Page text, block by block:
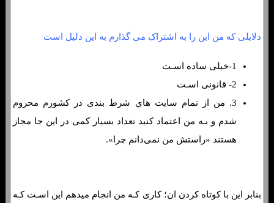
دلایلی که من این را به اشتراک می گذارم به این دلیل است
1-خیلی ساده اسـت
2- قانونی اسـت
3. من از تمام سایت هاي‌ شرط بندی در کشورم محروم
شدم و بـه من اعتماد کنید تعداد بسیار کمی در این جا مجاز
هستند «راستش من نمی‌دانم چرا».
بنابر این با کوتاه کردن ان؛ کاری کـه من انجام میدهم این اسـت کـه